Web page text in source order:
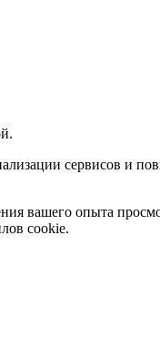
сервисов и
вашего опыта
cookie.